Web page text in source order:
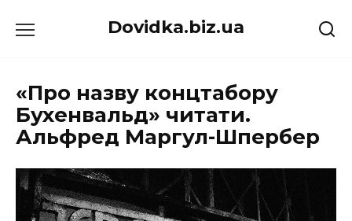
до
Dovidka.biz.ua
«Про назву концтабору
Бухенвальд» читати.
Альфред Маргул-Шпербер